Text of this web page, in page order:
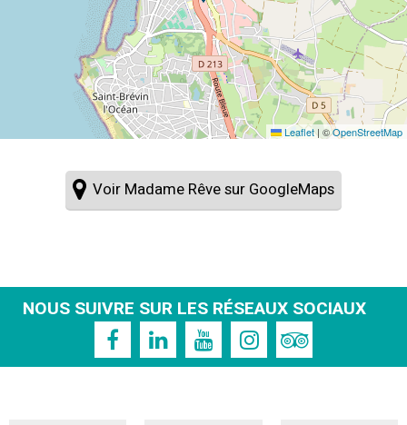
Leaflet | ©OpenStreetMap
Voir Madame Rêve sur GoogleMaps
NOUS SUIVRE SUR LES RÉSEAUX SOCIAUX